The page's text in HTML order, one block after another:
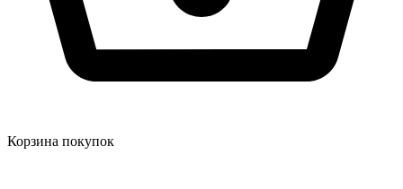
Корзина покупок